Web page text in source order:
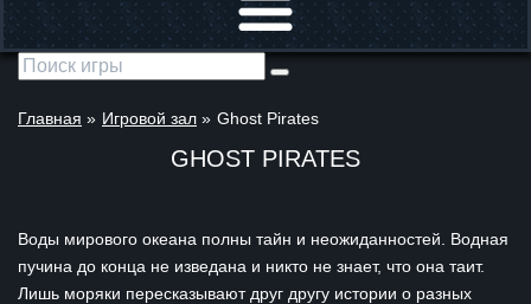
Открыть меню
Главная » Игровой зал » Ghost Pirates
GHOST PIRATES
Воды мирового океана полны тайн и неожиданностей. Водная
пучина до конца не изведана и никто не знает, что она таит.
Лишь моряки пересказывают друг другу истории о разных